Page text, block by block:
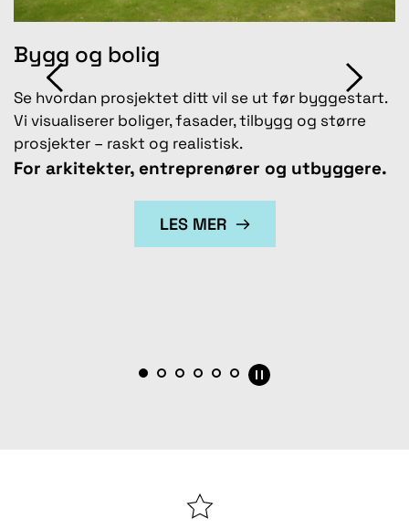
Bygg og bolig
Se hvordan prosjektet ditt vil se ut før byggestart.
Vi visualiserer boliger, fasader, tilbygg og større
prosjekter – raskt og realistisk.
For arkitekter, entreprenører og utbyggere.
LES MER